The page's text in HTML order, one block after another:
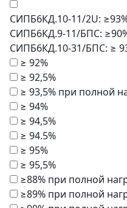
СИПБ6КД.10-11/2U:
СИПБ6КД.9-11/БПС:
СИПБ6КД.10-31/БПС: ≥
≥ 92%
≥ 92,5%
≥ 93,5% при полной
≥ 94%
≥ 94,5%
≥ 94.5%
≥ 95%
≥ 95,5%
≥88% при полной
≥89% при полной